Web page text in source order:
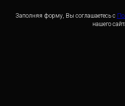
Заполняя форму, Вы соглашаетесь с
нашего